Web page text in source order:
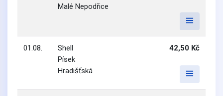
Malé Nepodřice
01.08.
Shell
Písek
Hradišťská
42,50 Kč